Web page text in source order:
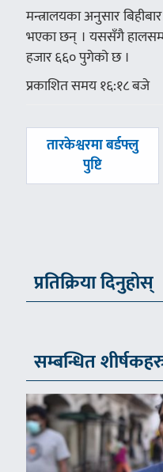
मन्त्रालयका अनुसार
भएका छन् । यससँगै
हजार ६६० पुगेको छ ।
प्रकाशित समय १६:१८ बजे
पछिल्लाे
तारकेश्वरमा बर्डफ्लु
पुष्टि
प्रतिक्रिया दिनुहोस्
सम्बन्धित